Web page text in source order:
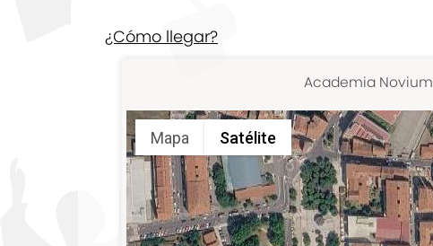
¿Cómo llegar?
Academia Novium
Mapa Satélite